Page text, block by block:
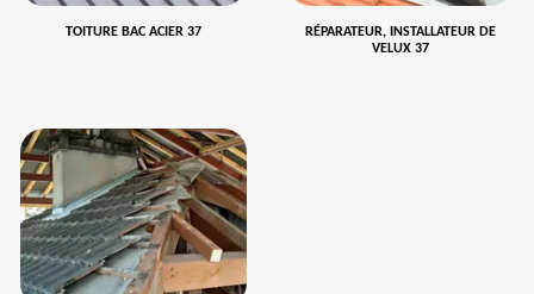
TOITURE BAC ACIER 37
RÉPARATEUR, INSTALLATEUR DE
VELUX 37